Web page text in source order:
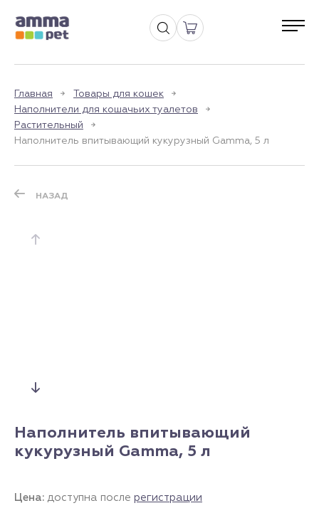
Главная
Товары для кошек
Наполнители для кошачьих туалетов
Растительный
Наполнитель впитывающий кукурузный Gamma, 5 л
НАЗАД
Наполнитель впитывающий
кукурузный Gamma, 5 л
Цена: доступна после регистрации